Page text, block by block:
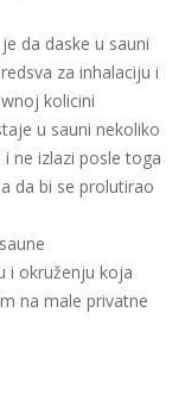
da daske u sauni
za inhalaciju i
kolicini
u sauni nekoliko
ne izlazi posle toga
da bi se prolutirao
i okruženju koja
na male privatne